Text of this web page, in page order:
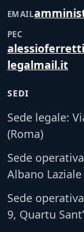
EMAIL
PEC
legalmail.it
SEDI
Sede legale:
(Roma)
Sede
Albano Laziale
Sede
9, Quartu